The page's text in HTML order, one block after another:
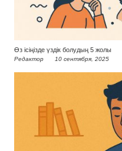
Өз ісіңізде үздік болудың 5 жолы
Редактор 10 сентября, 2025